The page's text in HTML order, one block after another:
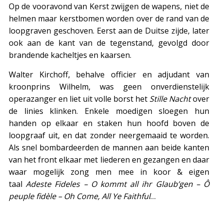
Op de vooravond van Kerst zwijgen de wapens, niet de
helmen maar kerstbomen worden over de rand van de
loopgraven geschoven. Eerst aan de Duitse zijde, later
ook aan de kant van de tegenstand, gevolgd door
brandende kacheltjes en kaarsen.
Walter Kirchoff, behalve officier en adjudant van
kroonprins Wilhelm, was geen onverdienstelijk
operazanger en liet uit volle borst het Stille Nachtover
de linies klinken. Enkele moedigen sloegen hun
handen op elkaar en staken hun hoofd boven de
loopgraaf uit, en dat zonder neergemaaid te worden.
Als snel bombardeerden de mannen aan beide kanten
van het front elkaar met liederen en gezangen en daar
waar mogelijk zong men mee in koor & eigen
taalAdeste Fideles – O kommt all ihr Glaub’gen – Ô
peuple fidèle – Oh Come, All Ye Faithful…